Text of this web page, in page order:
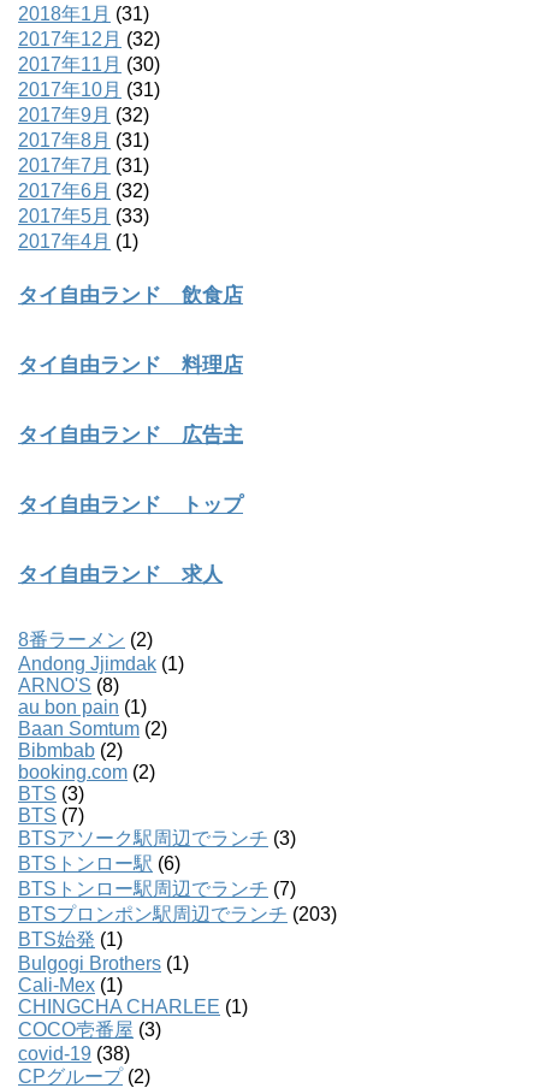
2018年1月 (31)
2017年12月 (32)
2017年11月 (30)
2017年10月 (31)
2017年9月 (32)
2017年8月 (31)
2017年7月 (31)
2017年6月 (32)
2017年5月 (33)
2017年4月 (1)
タイ自由ランド 飲食店
タイ自由ランド 料理店
タイ自由ランド 広告主
タイ自由ランド トップ
タイ自由ランド 求人
8番ラーメン (2)
Andong Jjimdak (1)
ARNO'S (8)
au bon pain (1)
Baan Somtum (2)
Bibmbab (2)
booking.com (2)
BTS (3)
BTS (7)
BTSアソーク駅周辺でランチ (3)
BTSトンロー駅 (6)
BTSトンロー駅周辺でランチ (7)
BTSプロンポン駅周辺でランチ (203)
BTS始発 (1)
Bulgogi Brothers (1)
Cali-Mex (1)
CHINGCHA CHARLEE (1)
COCO壱番屋 (3)
covid-19 (38)
CPグループ(2)